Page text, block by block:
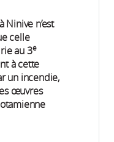
Ninive n’est
celle
au 3e
à cette
un incendie,
œuvres